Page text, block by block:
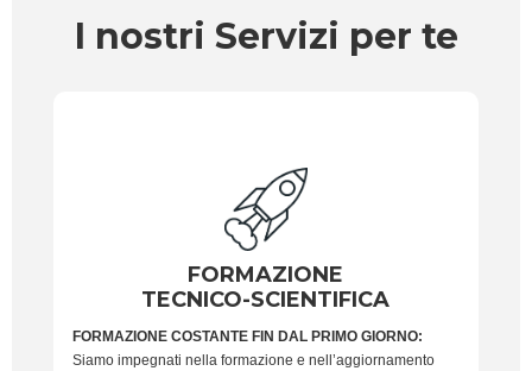
I nostri Servizi per te
FORMAZIONE
TECNICO-SCIENTIFICA
FORMAZIONE COSTANTE FIN DAL PRIMO GIORNO:
Siamo impegnati nella formazione e nell’aggiornamento